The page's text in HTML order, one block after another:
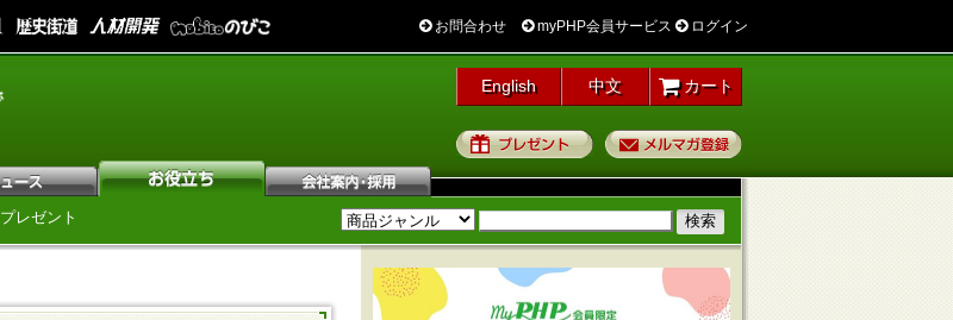
お問合わせ myPHP会員サービス ログイン
English 中文 カート
プレゼント
プレゼント